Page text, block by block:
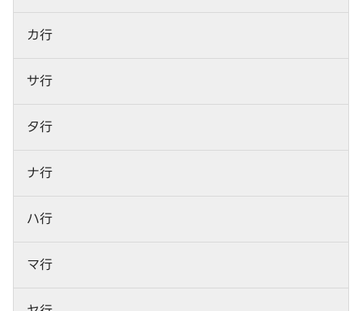
カ行
サ行
タ行
ナ行
ハ行
マ行